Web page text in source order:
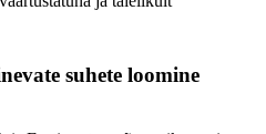
suhete loomine